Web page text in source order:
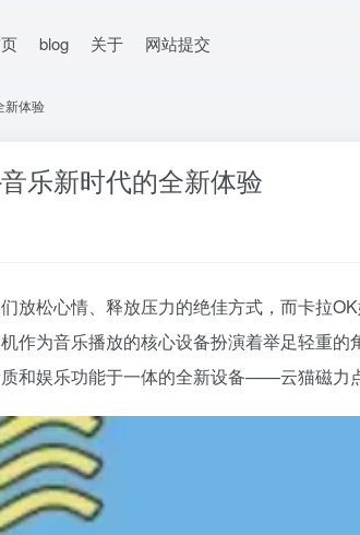
blog 关于 网站提交
新体验
乐新时代的全新体验
放松心情、释放压力的绝佳方式，而卡拉
作为音乐播放的核心设备扮演着举足轻重
和娱乐功能于一体的全新设备——云猫磁力